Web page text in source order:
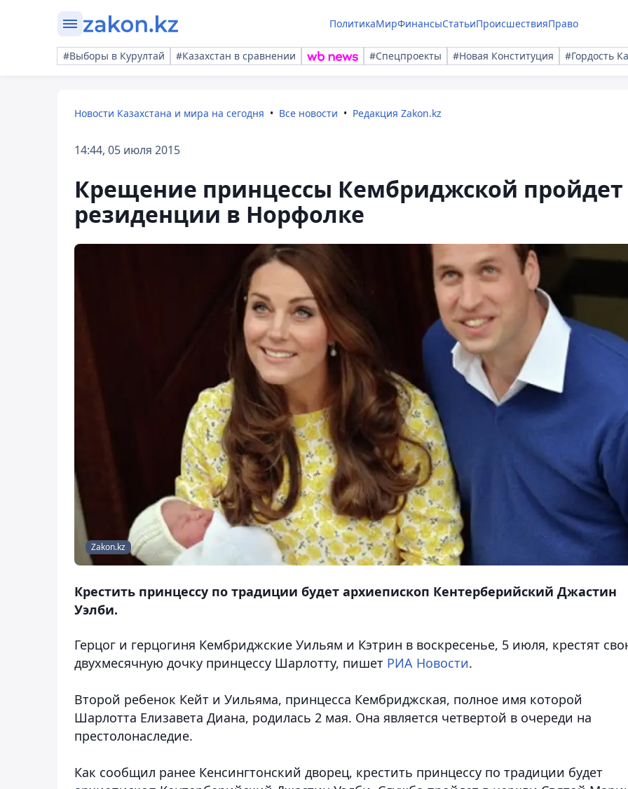
ПолитикаМирФинансыСтатьиПроисшествияПраво
#Выборы в Курултай #Казахстан в сравнении #Спецпроекты #Новая Конституция #Гордость
Новости Казахстана и мира на сегодня Все новости Редакция Zakon.kz
14:44, 05 июля 2015
Крещение принцессы Кембриджской пройдет
резиденции в Норфолке
Zakon.kz
Крестить принцессу по традиции будет архиепископ Кентерберийский Джастин
Уэлби.
Герцог и герцогиня Кембриджские Уильям и Кэтрин в воскресенье, 5 июля, крестят
двухмесячную дочку принцессу Шарлотту, пишет РИА Новости.
Второй ребенок Кейт и Уильяма, принцесса Кембриджская, полное имя которой
Шарлотта Елизавета Диана, родилась 2 мая. Она является четвертой в очереди на
престолонаследие.
Как сообщил ранее Кенсингтонский дворец, крестить принцессу по традиции будет